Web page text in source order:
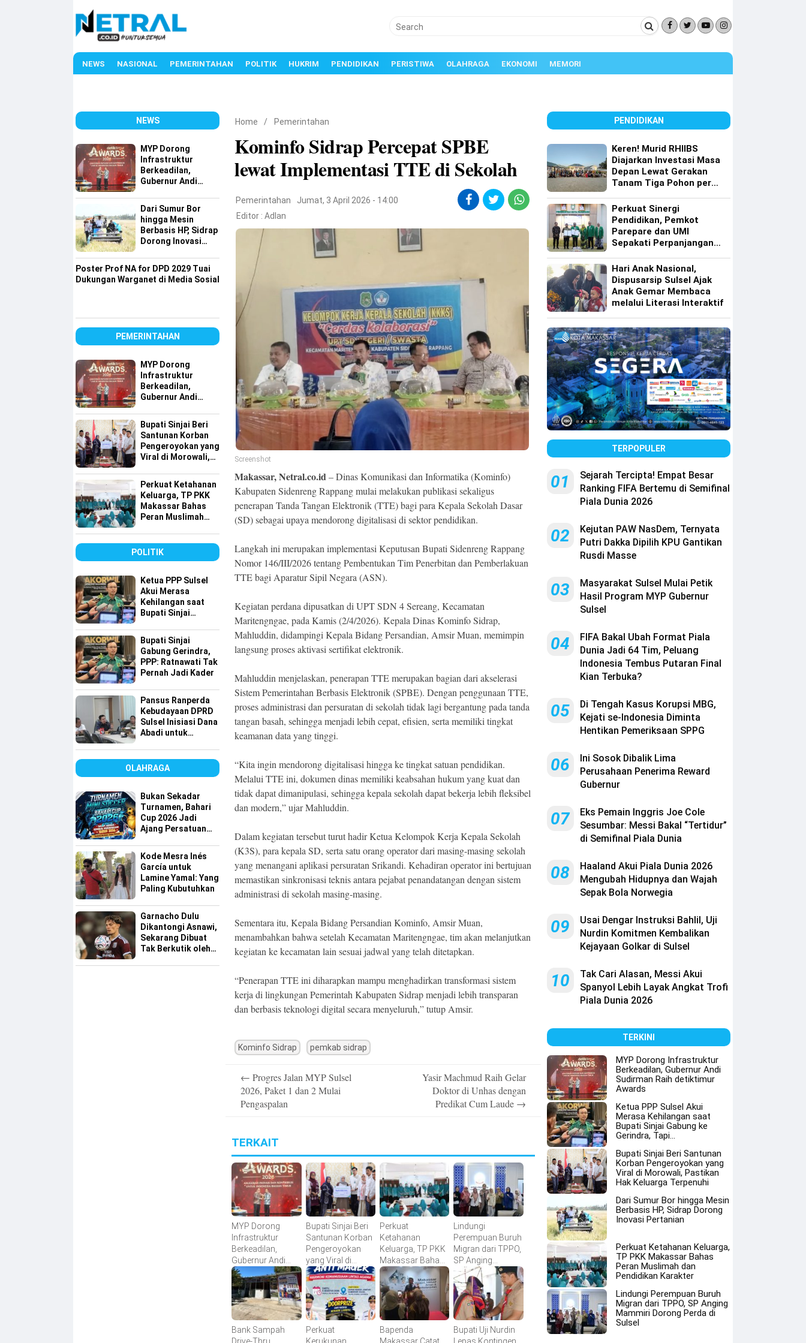
NEWS NASIONAL PEMERINTAHAN POLITIK HUKRIM PENDIDIKAN PERISTIWA OLAHRAGA EKONOMI MEMORI
NEWS
MYP Dorong
Infrastruktur
Berkeadilan,
Gubernur Andi
Dari Sumur Bor
hingga Mesin
Berbasis HP, Sidrap
Dorong Inovasi
Poster Prof NA for DPD 2029 Tuai
Dukungan Warganet di Media Sosial
PEMERINTAHAN
MYP Dorong
Infrastruktur
Berkeadilan,
Gubernur Andi
Bupati Sinjai Beri
Santunan Korban
Pengeroyokan yang
Viral di Morowali,
Perkuat Ketahanan
Keluarga, TP PKK
Makassar Bahas
Peran Muslimah
POLITIK
Ketua PPP Sulsel
Akui Merasa
Kehilangan saat
Bupati Sinjai
Bupati Sinjai
Gabung Gerindra,
PPP: Ratnawati Tak
Pernah Jadi Kader
Pansus Ranperda
Kebudayaan DPRD
Sulsel Inisiasi Dana
Abadi untuk
OLAHRAGA
Bukan Sekadar
Turnamen, Bahari
Cup 2026 Jadi
Ajang Persatuan
Sinjai
Kode Mesra Inés
García untuk
Lamine Yamal: Yang
Paling Kubutuhkan
Garnacho Dulu
Dikantongi Asnawi,
Sekarang Dibuat
Tak Berkutik oleh
Home / Pemerintahan
Kominfo Sidrap Percepat SPBE
lewat Implementasi TTE di Sekolah
Pemerintahan
Jumat, 3 April 2026 - 14:00
Editor :Adlan
Screenshot
Makassar, Netral.co.id– Dinas Komunikasi dan Informatika (Kominfo)
Kabupaten Sidenreng Rappang mulai melakukan publikasi sekaligus
penerapan Tanda Tangan Elektronik (TTE) bagi para Kepala Sekolah Dasar
(SD) sebagai upaya mendorong digitalisasi di sektor pendidikan.
Langkah ini merupakan implementasi Keputusan Bupati Sidenreng Rappang
Nomor 146/III/2026 tentang Pembentukan Tim Penerbitan dan Pemberlakuan
TTE bagi Aparatur Sipil Negara (ASN).
Kegiatan perdana dipusatkan di UPT SDN 4 Sereang, Kecamatan
Maritengngae, pada Kamis (2/4/2026). Kepala Dinas Kominfo Sidrap,
Mahluddin, didampingi Kepala Bidang Persandian, Amsir Muan, memimpin
langsung proses aktivasi sertifikat elektronik.
Mahluddin menjelaskan, penerapan TTE merupakan bagian dari akselerasi
Sistem Pemerintahan Berbasis Elektronik (SPBE). Dengan penggunaan TTE,
proses administrasi dan persuratan di sekolah tidak lagi bergantung pada tanda
tangan basah, sehingga menjadi lebih cepat, efisien, serta memiliki tingkat
keamanan data yang tinggi.
“Kita ingin mendorong digitalisasi hingga ke tingkat satuan pendidikan.
Melalui TTE ini, dokumen dinas memiliki keabsahan hukum yang kuat dan
tidak dapat dimanipulasi, sehingga kepala sekolah dapat bekerja lebih fleksibel
dan modern,” ujar Mahluddin.
Dalam kegiatan tersebut turut hadir Ketua Kelompok Kerja Kepala Sekolah
(K3S), para kepala SD, serta satu orang operator dari masing-masing sekolah
yang menangani aplikasi persuratan Srikandi. Kehadiran operator ini bertujuan
memastikan sinkronisasi teknis antara pejabat penandatangan dengan sistem
administrasi di sekolah masing-masing.
Sementara itu, Kepala Bidang Persandian Kominfo, Amsir Muan,
menambahkan bahwa setelah Kecamatan Maritengngae, tim akan melanjutkan
kegiatan ke kecamatan lain sesuai jadwal yang telah ditetapkan.
“Penerapan TTE ini diharapkan mampu menghadirkan transformasi sistem
kerja di lingkungan Pemerintah Kabupaten Sidrap menjadi lebih transparan
dan berbasis teknologi digital secara menyeluruh,” tutup Amsir.
Kominfo Sidrap pemkab sidrap
navigation
← Progres Jalan MYP Sulsel
2026, Paket 1 dan 2 Mulai
Pengaspalan
Yasir Machmud Raih Gelar
Doktor di Unhas dengan
Predikat Cum Laude →
TERKAIT
MYP Dorong
Infrastruktur
Berkeadilan,
Gubernur Andi
Sudirman Raih
detiktimur Awards
Bupati Sinjai Beri
Santunan Korban
Pengeroyokan
yang Viral di
Morowali,
Pastikan Hak
Keluarga
Terpenuhi
Perkuat
Ketahanan
Keluarga, TP PKK
Makassar Bahas
Peran Muslimah
dan Pendidikan
Karakter
Lindungi
Perempuan Buruh
Migran dari TPPO,
SP Anging
Mammiri Dorong
Perda di Sulsel
Bank Sampah
Perkuat
Bapenda
Bupati Uji Nurdin
PENDIDIKAN
Keren! Murid RHIIBS
Diajarkan Investasi Masa
Depan Lewat Gerakan
Tanam Tiga Pohon per
Perkuat Sinergi
Pendidikan, Pemkot
Parepare dan UMI
Sepakati Perpanjangan
Perguruan Tinggi
Hari Anak Nasional,
Dispusarsip Sulsel Ajak
Anak Gemar Membaca
melalui Literasi Interaktif
TERPOPULER
01
Sejarah Tercipta! Empat Besar
Ranking FIFA Bertemu di Semifinal
Piala Dunia 2026
02
Kejutan PAW NasDem, Ternyata
Putri Dakka Dipilih KPU Gantikan
Rusdi Masse
03
Masyarakat Sulsel Mulai Petik
Hasil Program MYP Gubernur
Sulsel
04
FIFA Bakal Ubah Format Piala
Dunia Jadi 64 Tim, Peluang
Indonesia Tembus Putaran Final
Kian Terbuka?
05
Di Tengah Kasus Korupsi MBG,
Kejati se-Indonesia Diminta
Hentikan Pemeriksaan SPPG
06
Ini Sosok Dibalik Lima
Perusahaan Penerima Reward
Gubernur
07
Eks Pemain Inggris Joe Cole
Sesumbar: Messi Bakal “Tertidur”
di Semifinal Piala Dunia
08
Haaland Akui Piala Dunia 2026
Mengubah Hidupnya dan Wajah
Sepak Bola Norwegia
09
Usai Dengar Instruksi Bahlil, Uji
Nurdin Komitmen Kembalikan
Kejayaan Golkar di Sulsel
10
Tak Cari Alasan, Messi Akui
Spanyol Lebih Layak Angkat Trofi
Piala Dunia 2026
TERKINI
MYP Dorong Infrastruktur
Berkeadilan, Gubernur Andi
Sudirman Raih detiktimur
Awards
Ketua PPP Sulsel Akui
Merasa Kehilangan saat
Bupati Sinjai Gabung ke
Gerindra, Tapi…
Bupati Sinjai Beri Santunan
Korban Pengeroyokan yang
Viral di Morowali, Pastikan
Hak Keluarga Terpenuhi
Dari Sumur Bor hingga Mesin
Berbasis HP, Sidrap Dorong
Inovasi Pertanian
Perkuat Ketahanan Keluarga,
TP PKK Makassar Bahas
Peran Muslimah dan
Pendidikan Karakter
Lindungi Perempuan Buruh
Migran dari TPPO, SP Anging
Mammiri Dorong Perda di
Sulsel